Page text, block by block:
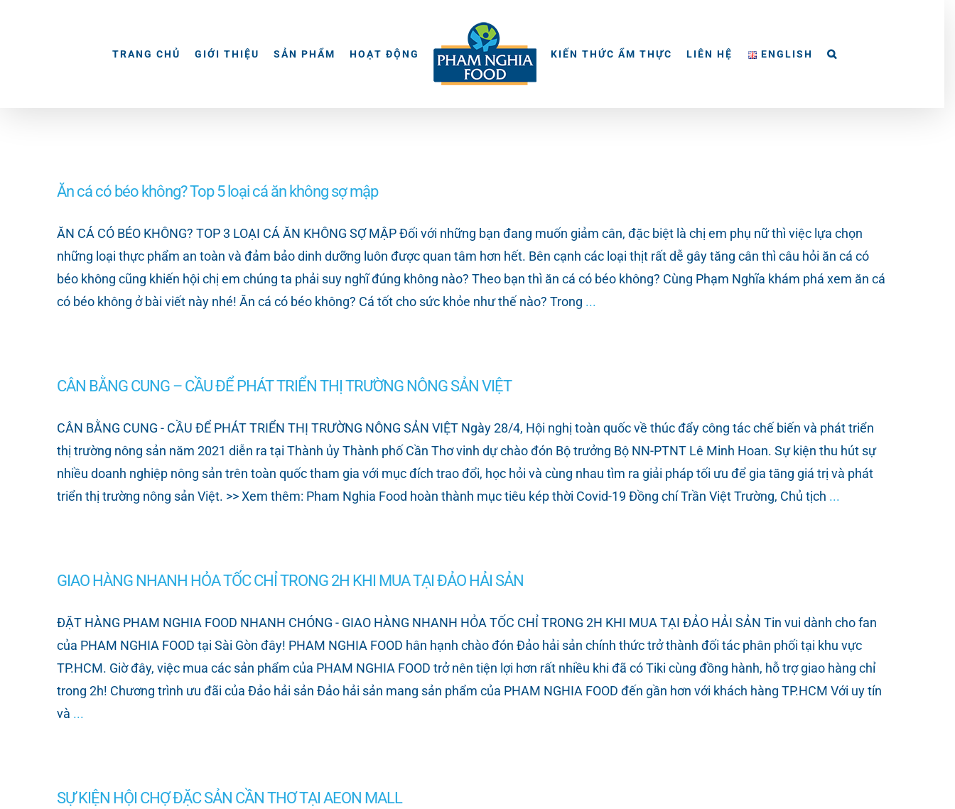
TRANG CHỦ GIỚI THIỆU SẢN PHẨM HOẠT ĐỘNG KIẾN THỨC ẨM THỰC LIÊN HỆ ENGLISH
Ăn cá có béo không? Top 5 loại cá ăn không sợ mập
ĂN CÁ CÓ BÉO KHÔNG? TOP 3 LOẠI CÁ ĂN KHÔNG SỢ MẬP Đối với những bạn đang muốn giảm cân, đặc biệt là chị em phụ nữ thì việc lựa chọn
những loại thực phẩm an toàn và đảm bảo dinh dưỡng luôn được quan tâm hơn hết. Bên cạnh các loại thịt rất dễ gây tăng cân thì câu hỏi ăn cá có
béo không cũng khiến hội chị em chúng ta phải suy nghĩ đúng không nào? Theo bạn thì ăn cá có béo không? Cùng Phạm Nghĩa khám phá xem ăn cá
có béo không ở bài viết này nhé! Ăn cá có béo không? Cá tốt cho sức khỏe như thế nào? Trong ...
CÂN BẰNG CUNG – CẦU ĐỂ PHÁT TRIỂN THỊ TRƯỜNG NÔNG SẢN VIỆT
CÂN BẰNG CUNG - CẦU ĐỂ PHÁT TRIỂN THỊ TRƯỜNG NÔNG SẢN VIỆT Ngày 28/4, Hội nghị toàn quốc về thúc đẩy công tác chế biến và phát triển
thị trường nông sản năm 2021 diễn ra tại Thành ủy Thành phố Cần Thơ vinh dự chào đón Bộ trưởng Bộ NN-PTNT Lê Minh Hoan. Sự kiện thu hút sự
nhiều doanh nghiệp nông sản trên toàn quốc tham gia với mục đích trao đổi, học hỏi và cùng nhau tìm ra giải pháp tối ưu để gia tăng giá trị và phát
triển thị trường nông sản Việt. >> Xem thêm: Pham Nghia Food hoàn thành mục tiêu kép thời Covid-19 Đồng chí Trần Việt Trường, Chủ tịch ...
GIAO HÀNG NHANH HỎA TỐC CHỈ TRONG 2H KHI MUA TẠI ĐẢO HẢI SẢN
ĐẶT HÀNG PHAM NGHIA FOOD NHANH CHÓNG - GIAO HÀNG NHANH HỎA TỐC CHỈ TRONG 2H KHI MUA TẠI ĐẢO HẢI SẢN Tin vui dành cho fan
của PHAM NGHIA FOOD tại Sài Gòn đây! PHAM NGHIA FOOD hân hạnh chào đón Đảo hải sản chính thức trở thành đối tác phân phối tại khu vực
TP.HCM. Giờ đây, việc mua các sản phẩm của PHAM NGHIA FOOD trở nên tiện lợi hơn rất nhiều khi đã có Tiki cùng đồng hành, hỗ trợ giao hàng chỉ
trong 2h! Chương trình ưu đãi của Đảo hải sản Đảo hải sản mang sản phẩm của PHAM NGHIA FOOD đến gần hơn với khách hàng TP.HCM Với uy tín
và ...
SỰ KIỆN HỘI CHỢ ĐẶC SẢN CẦN THƠ TẠI AEON MALL